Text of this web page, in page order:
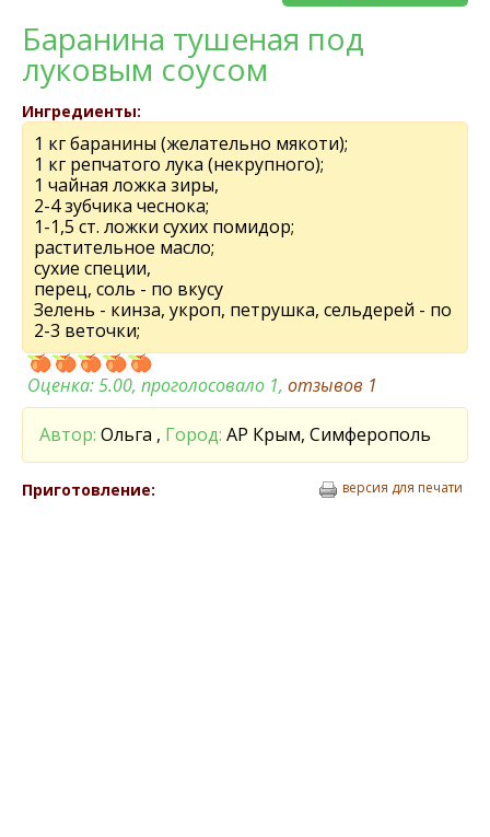
Баранина тушеная под
луковым соусом
Ингредиенты:
1 кг баранины (желательно мякоти);
1 кг репчатого лука (некрупного);
1 чайная ложка зиры,
2-4 зубчика чеснока;
1-1,5 ст. ложки сухих помидор;
растительное масло;
сухие специи,
перец, соль - по вкусу
Зелень - кинза, укроп, петрушка, сельдерей - по
2-3 веточки;
Оценка:5.00, проголосовало 1, отзывов 1
Автор: Ольга , Город: АР Крым, Симферополь
Приготовление: версия для печати